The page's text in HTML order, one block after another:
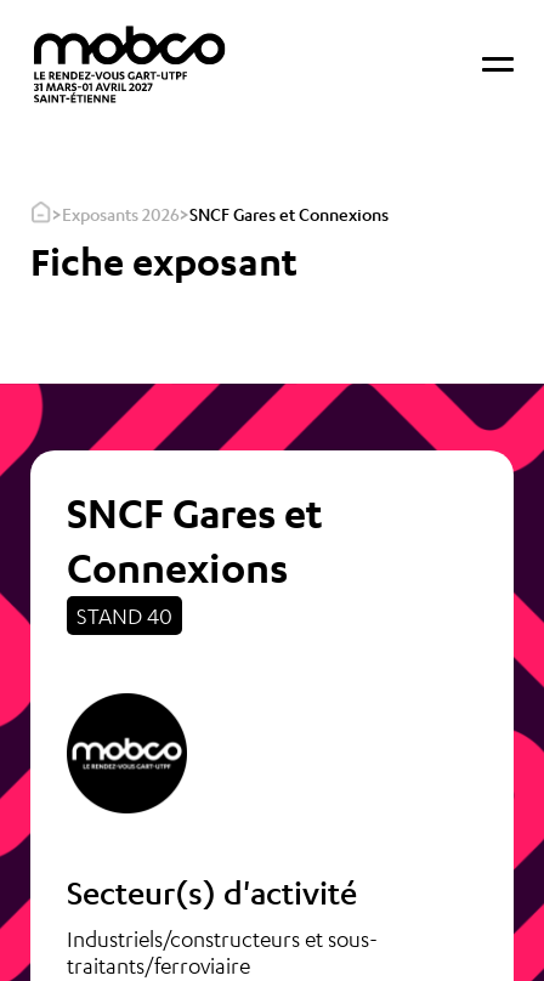
>Exposants 2026>SNCF Gares et Connexions
Fiche exposant
SNCF Gares et
Connexions
STAND 40
Secteur(s) d'activité
Industriels/constructeurs et sous-
traitants/ferroviaire